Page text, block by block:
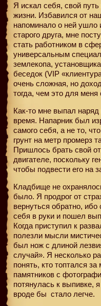
Я искал себя, свой
жизни. Избавился от
напоминало о ней ушло
старого друга, мне
стать работником в
универсальным
землекопа,
беседок (VIP
очень сложная, но
тогда, чем это для меня
Как-то мне выпал
время. Напарник был
самого себя, а не то,
грунт на метр промерз
Пришлось брать свой
двигателе, поскольку
чтобы подвести его на
Кладбище не
было. Я продрог от
вернуться обратно,
себя в руки и пошел
Когда приступил к
полезли мысли
был нож с длиной
случай». Я несколько
понять, кто топтался
памятников с
потянулась к выпивке,
вроде бы стало легче.